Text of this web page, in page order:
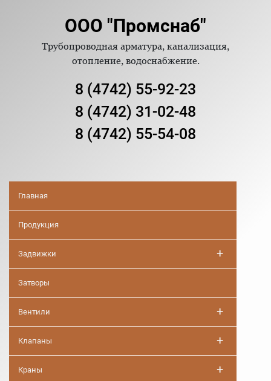
ООО "Промснаб"
Трубопроводная арматура, канализация,
отопление, водоснабжение.
8 (4742) 55-92-23
8 (4742) 31-02-48
8 (4742) 55-54-08
Главная
Продукция
Задвижки +
Затворы
Вентили +
Клапаны +
Краны +